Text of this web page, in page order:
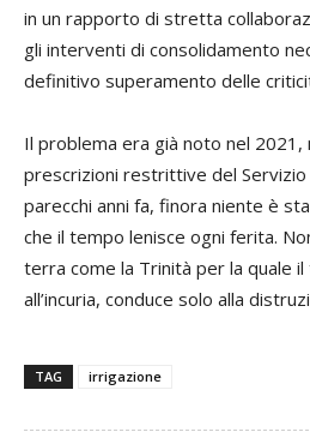
in un rapporto di stretta
gli interventi di consolidamento
definitivo superamento delle
Il problema era già noto nel 2021,
prescrizioni restrittive del Servizio
parecchi anni fa, finora niente è
che il tempo lenisce ogni ferita.
terra come la Trinità per la quale
all’incuria, conduce solo alla
TAG irrigazione